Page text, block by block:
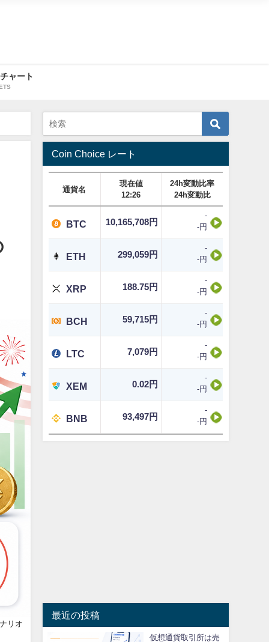
ャート
リオ
Coin Choice レート
通貨名
現在値
12:26
24h変動比率
24h変動比
BTC 10,165,708円
-
-円
ETH 299,059円
-
-円
XRP 188.75円
-
-円
BCH 59,715円
-
-円
LTC 7,079円
-
-円
XEM 0.02円
-
-円
BNB 93,497円
-
-円
最近の投稿
仮想通貨取引所は売